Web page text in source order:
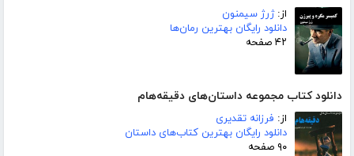
از:ژرژ سیمنون
دانلود رایگان بهترین رمان‌ها
۴۲ صفحه
دانلود کتاب مجموعه داستان‌های دقیقه‌هام
از: فرزانه تقدیری
دانلود رایگان بهترین کتاب‌های داستان
۹۰ صفحه